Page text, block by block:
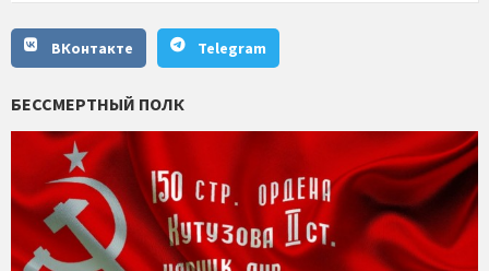
ВКонтакте Telegram
БЕССМЕРТНЫЙ ПОЛК